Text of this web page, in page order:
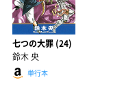
七つの大罪 (24)
鈴木 央
単行本